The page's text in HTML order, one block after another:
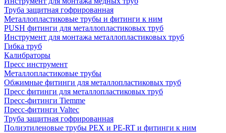
Труба защитная гофрированная
Металлопластиковые трубы и фитинги к ним
PUSH фитинги для металлопластиковых труб
Инструмент для монтажа металлопластиковых труб
Гибка труб
Калибраторы
Пресс инструмент
Металлопластиковые трубы
Обжимные фитинги для металлопластиковых труб
Пресс фитинги для металлопластиковых труб
Пресс-фитинги Tiemme
Пресс-фитинги Valtec
Труба защитная гофрированная
Полиэтиленовые трубы PEX и PE-RT и фитинги к ним